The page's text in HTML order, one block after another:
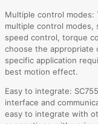
Multiple control
multiple control modes,
speed control, torque
choose the appropriate
specific application
best motion effect.
Easy to integrate:
interface and
easy to integrate with